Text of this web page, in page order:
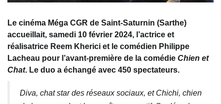
Le cinéma Méga CGR de Saint-Saturnin (Sarthe)
accueillait, samedi 10 février 2024, l’actrice et
réalisatrice Reem Kherici et le comédien Philippe
Lacheau pour l’avant-première de la comédie Chien et
Chat. Le duo a échangé avec 450 spectateurs.
Diva, chat star des réseaux sociaux, et Chichi, chien